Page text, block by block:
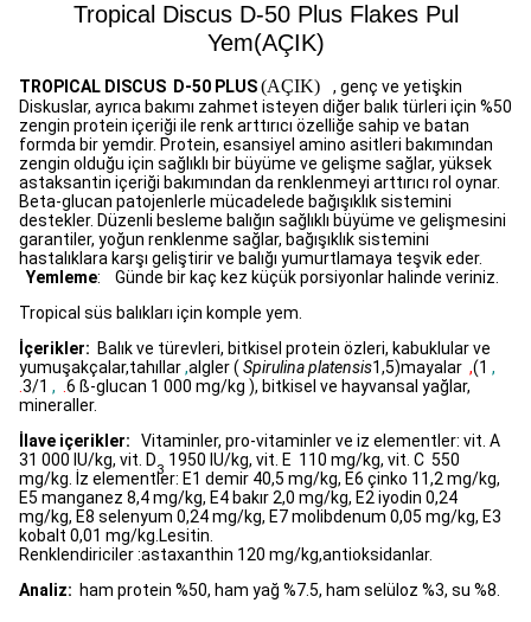
Tropical Discus D-50 Plus FlakesPul
Yem(AÇIK)
TROPICAL DISCUS D-50 PLUS(AÇIK)
, genç ve yetişkin
Diskuslar, ayrıca bakımı zahmet isteyen diğer balık türleri için %50
zengin protein içeriği ile renk arttırıcı özelliğe sahip ve batan
formda bir yemdir. Protein, esansiyel amino asitleri bakımından
zengin olduğu için sağlıklı bir büyüme ve gelişme sağlar, yüksek
astaksantin içeriği bakımından da renklenmeyi arttırıcı rol oynar.
Beta-glucan patojenlerle mücadelede bağışıklık sistemini
destekler. Düzenli besleme balığın sağlıklı büyüme ve gelişmesini
garantiler, yoğun renklenme sağlar, bağışıklık sistemini
hastalıklara karşı geliştirir ve balığı yumurtlamaya teşvik eder.
Yemleme:
Günde bir kaç kez küçük porsiyonlar halinde veriniz.
Tropical süs balıkları için komple yem.
İçerikler: Balık ve türevleri, bitkisel protein özleri, kabuklular ve
yumuşakçalar,tahıllar,algler ( Spirulina platensis1,5)mayalar ,(1 ,
3/1 ,
6 ß-glucan 1 000 mg/kg ), bitkisel ve hayvansal yağlar,
mineraller.
İlave içerikler:
Vitaminler, pro-vitaminler ve iz elementler: vit. A
31 000 IU/kg, vit. D3 1950 IU/kg, vit. E 110 mg/kg, vit. C 550
mg/kg. İz elementler: E1 demir 40,5 mg/kg, E6 çinko 11,2 mg/kg,
E5 manganez 8,4 mg/kg, E4 bakır 2,0 mg/kg, E2 iyodin 0,24
mg/kg, E8 selenyum 0,24 mg/kg, E7 molibdenum 0,05 mg/kg, E3
kobalt 0,01 mg/kg.Lesitin.
Renklendiriciler :astaxanthin 120 mg/kg,antioksidanlar.
Analiz: ham protein %50, ham yağ %7.5, ham selüloz %3, su %8.